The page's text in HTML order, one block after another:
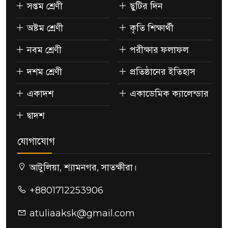
সপ্তম শ্রেণী
অষ্টম শ্রেণী
নবম শ্রেণী
দশম শ্রেণী
একাদশ
দ্বাদশ
ছুটির দিন
কৃতি শিক্ষার্থী
পরীক্ষার ফলাফল
প্রতিষ্ঠানের ইতিহাস
একাডেমিক ক্যালেন্ডার
যোগাযোগ
আটুলিয়া, শ্যামনগর, সাতক্ষীরা।
+8801712253906
atuliaaksk@gmail.com